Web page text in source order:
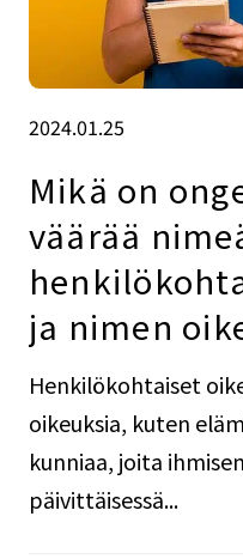
2024.01.25
Mikä on
väärää
ja nimen
Henkilökohtaiset
oikeuksia, kuten
kunniaa, joita
päivittäisessä...